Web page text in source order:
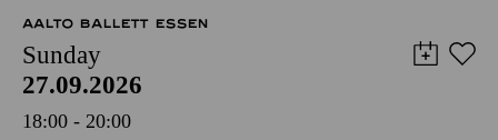
AALTO BALLETT ESSEN
Sunday
27.09.2026
18:00 - 20:00